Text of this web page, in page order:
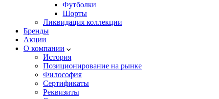
Футболки
Шорты
Ликвидация коллекции
Бренды
Акции
О компании
История
Позиционирование на рынке
Философия
Сертификаты
Реквизиты